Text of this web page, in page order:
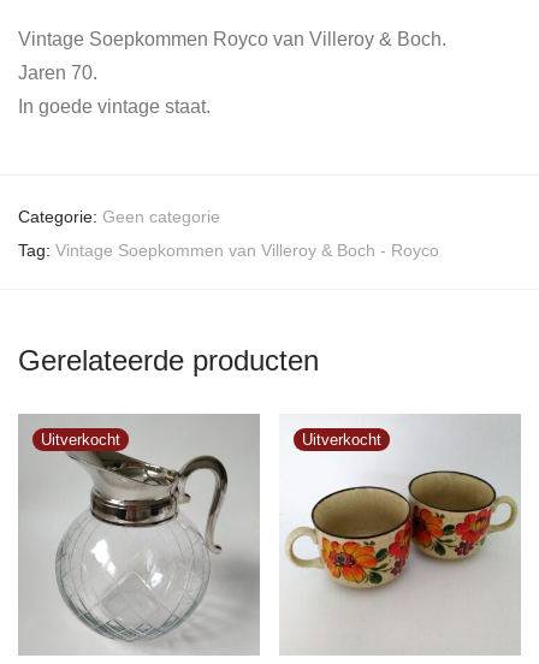
Vintage Soepkommen Royco van Villeroy & Boch.
Jaren 70.
In goede vintage staat.
Categorie: Geen categorie
Tag: Vintage Soepkommen van Villeroy & Boch - Royco
Gerelateerde producten